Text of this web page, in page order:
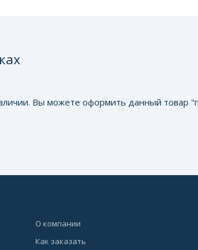
Вы можете оформить данный товар
О компании
Как заказать